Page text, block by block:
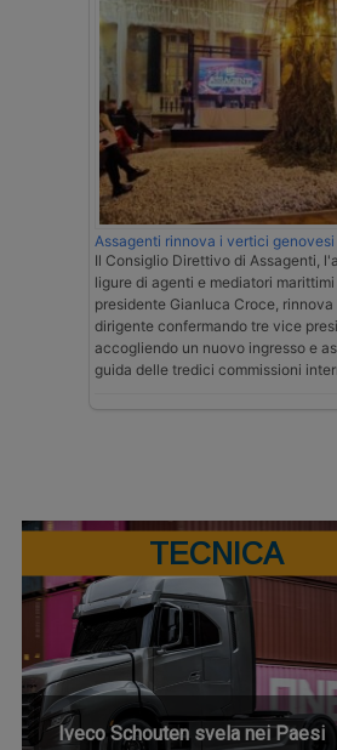
Assagenti rinnova i vertici genovesi
Il Consiglio Direttivo di Assagenti,
ligure di agenti e mediatori
presidente Gianluca Croce, rinnova
dirigente confermando tre vice
accogliendo un nuovo ingresso e
guida delle tredici commissioni
TECNICA
Iveco Schouten svela nei Paesi